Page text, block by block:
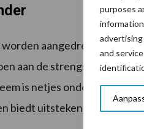
purposes
and
worden aangedreven door
aan de strengste Stage V
is netjes onder de
biedt uitstekend zicht